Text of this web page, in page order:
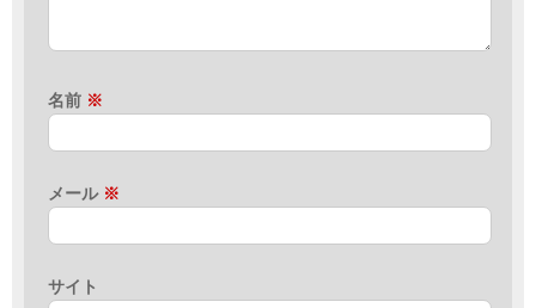
名前 ※
メール ※
サイト